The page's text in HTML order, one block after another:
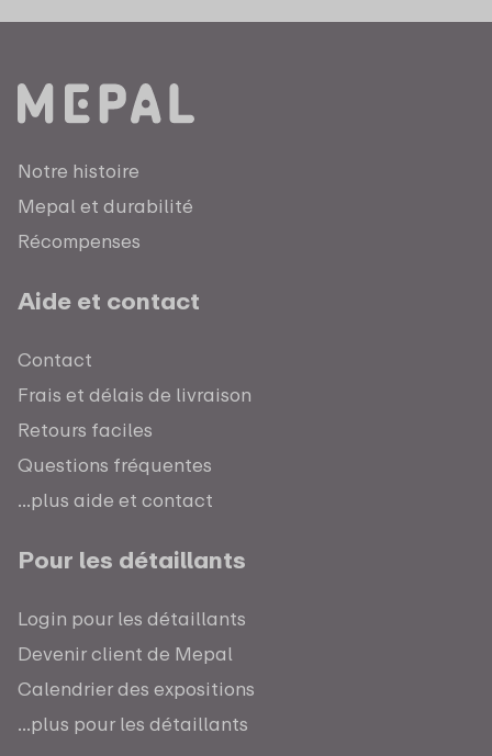
Notre histoire
Mepal et durabilité
Récompenses
Aide et contact
Contact
Frais et délais de livraison
Retours faciles
Questions fréquentes
...plus aide et contact
Pour les détaillants
Login pour les détaillants
Devenir client de Mepal
Calendrier des expositions
...plus pour les détaillants